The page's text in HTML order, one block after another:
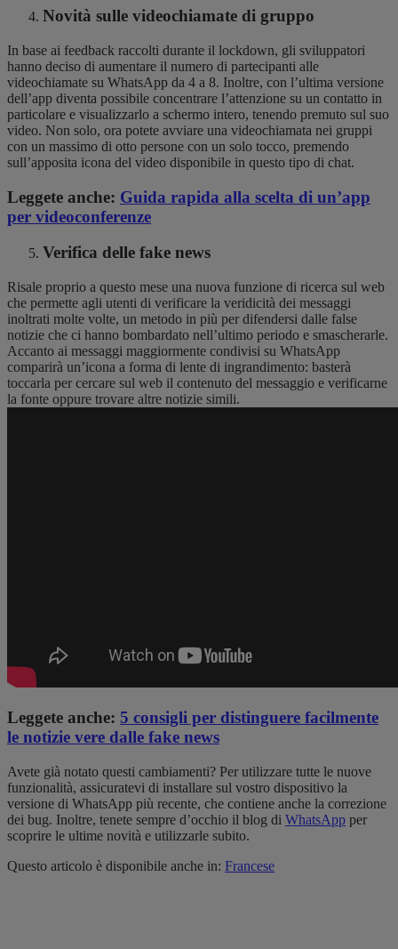
Novità sulle videochiamate di gruppo
In base ai feedback raccolti durante il lockdown, gli sviluppatori
hanno deciso di aumentare il numero di partecipanti alle
videochiamate su WhatsApp da 4 a 8. Inoltre, con l’ultima versione
dell’app diventa possibile concentrare l’attenzione su un contatto in
particolare e visualizzarlo a schermo intero, tenendo premuto sul suo
video. Non solo, ora potete avviare una videochiamata nei gruppi
con un massimo di otto persone con un solo tocco, premendo
sull’apposita icona del video disponibile in questo tipo di chat.
Leggete anche: Guida rapida alla scelta di un’app
per videoconferenze
Verifica delle fake news
Risale proprio a questo mese una nuova funzione di ricerca sul web
che permette agli utenti di verificare la veridicità dei messaggi
inoltrati molte volte, un metodo in più per difendersi dalle false
notizie che ci hanno bombardato nell’ultimo periodo e smascherarle.
Accanto ai messaggi maggiormente condivisi su WhatsApp
comparirà un’icona a forma di lente di ingrandimento: basterà
toccarla per cercare sul web il contenuto del messaggio e verificarne
la fonte oppure trovare altre notizie simili.
Leggete anche: 5 consigli per distinguere facilmente
le notizie vere dalle fake news
Avete già notato questi cambiamenti? Per utilizzare tutte le nuove
funzionalità, assicuratevi di installare sul vostro dispositivo la
versione di WhatsApp più recente, che contiene anche la correzione
dei bug. Inoltre, tenete sempre d’occhio il blog di WhatsApp per
scoprire le ultime novità e utilizzarle subito.
Questo articolo è disponibile anche in: Francese